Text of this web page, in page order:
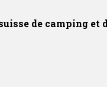
de camping et